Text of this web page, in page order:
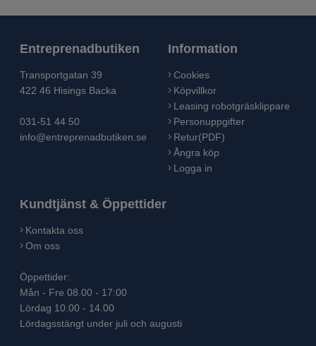
Entreprenadbutiken
Transportgatan 39
422 46 Hisings Backa
031-51 44 50
info@entreprenadbutiken.se
Information
Cookies
Köpvillkor
Leasing robotgräsklippare
Personuppgifter
Retur(PDF)
Ångra köp
Logga in
Kundtjänst & Öppettider
Kontakta oss
Om oss
Öppettider:
Mån - Fre 08.00 - 17:00
Lördag 10.00 - 14.00
Lördagsstängt under juli och augusti